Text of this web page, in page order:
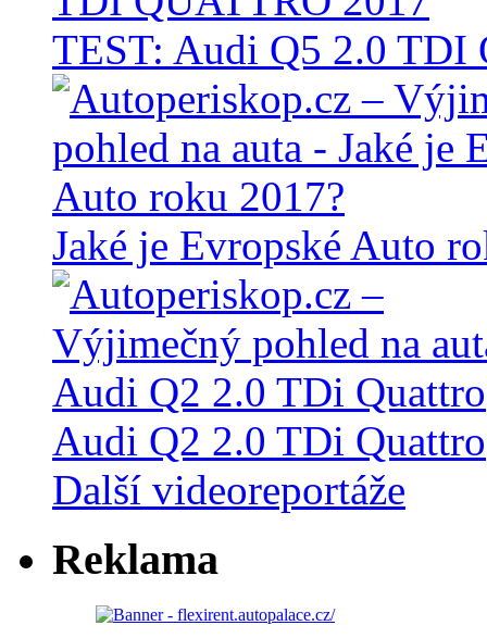
TEST: Audi Q5 2.0 TDI
Jaké je Evropské Auto
Audi Q2 2.0 TDi Quattro
Další videoreportáže
Reklama